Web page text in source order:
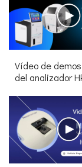
Vídeo de
del analizador